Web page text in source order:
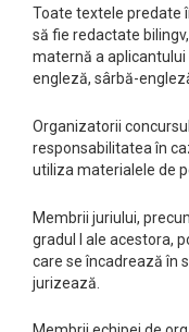
Toate textele predate
să fie redactate
maternă a
engleză, sârbă-
Organizatorii
responsabilitatea în
utiliza materialele de
Membrii juriului,
gradul I ale acestora,
care se încadrează în
jurizează.